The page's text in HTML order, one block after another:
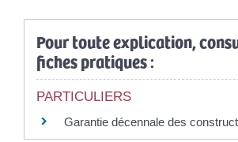
Pour toute explication,
fiches pratiques :
PARTICULIERS
Garantie décennale des